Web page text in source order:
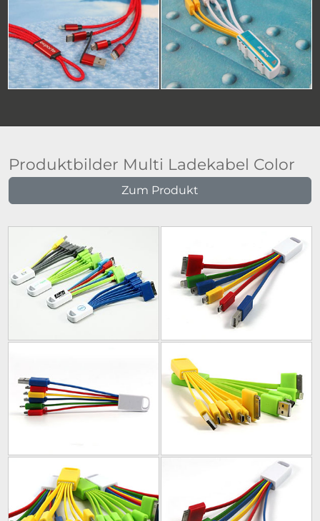
Produktbilder Multi Ladekabel Color
Zum Produkt